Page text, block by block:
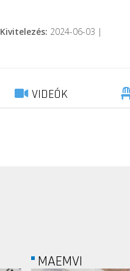
Kivitelezés: 2024-06-03 |
VIDEÓK
UNISYS